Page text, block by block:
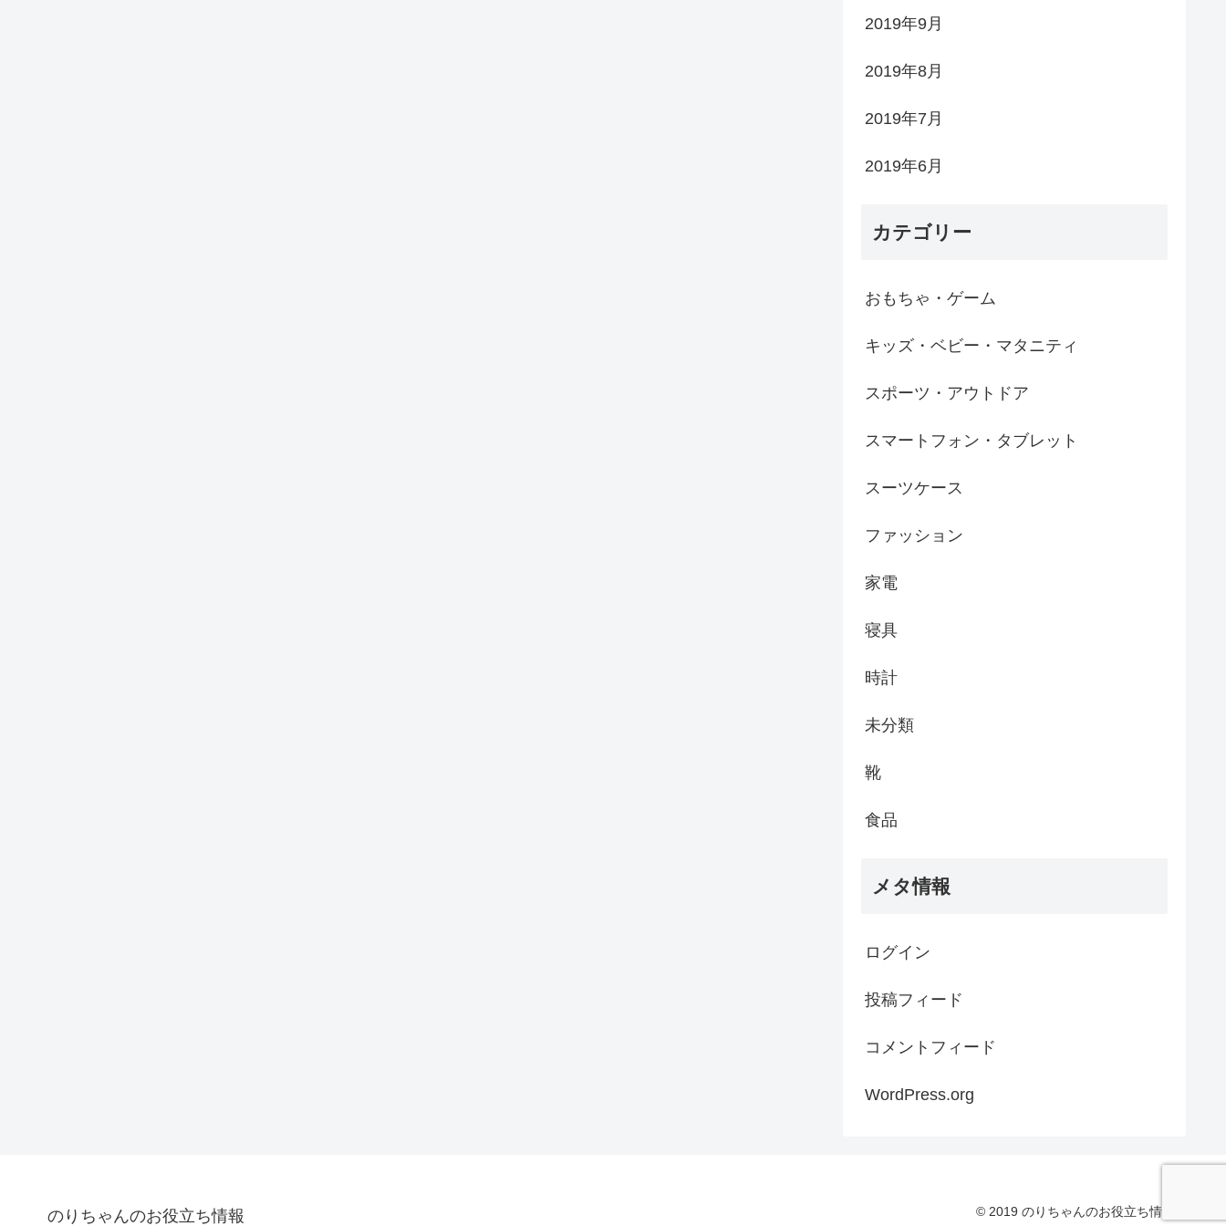
2019年9月
2019年8月
2019年7月
2019年6月
カテゴリー
おもちゃ・ゲーム
キッズ・ベビー・マタニティ
スポーツ・アウトドア
スマートフォン・タブレット
スーツケース
ファッション
家電
寝具
時計
未分類
靴
食品
メタ情報
ログイン
投稿フィード
コメントフィード
WordPress.org
のりちゃんのお役立ち情報 © 2019 のりちゃんのお役立ち情報.